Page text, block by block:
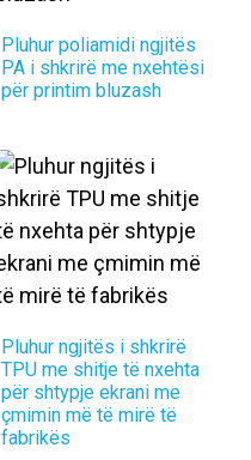
Pluhur poliamidi ngjitës
PA i shkrirë me nxehtësi
për printim bluzash
Pluhur ngjitës i shkrirë
TPU me shitje të nxehta
për shtypje ekrani me
çmimin më të mirë të
fabrikës